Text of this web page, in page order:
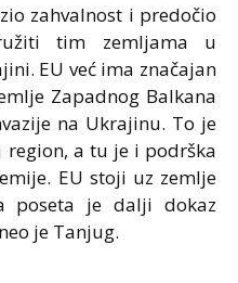
zahvalnost i predočio
tim zemljama u
EU već ima značajan
Zapadnog Balkana
na Ukrajinu. To je
region, a tu je i podrška
EU stoji uz zemlje
poseta je dalji dokaz
je Tanjug.